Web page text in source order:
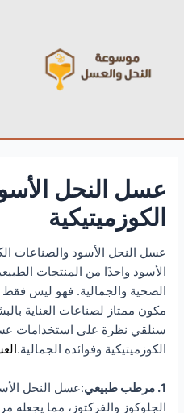
عسل النحل
الكوزميتيكية
عسل النحل الأسود والصناعات
الأسود واحدًا من المنتجات
الصحية والجمالية. فهو ليس فقط
مكون ممتاز لصناعات العناية
سنلقي نظرة على استخدامات
الكوزميتيكية وفوائده الجمالية.
1. مرطب طبيعي
:عسل النحل
الجلوكوز والفركتوز، مما يجعله